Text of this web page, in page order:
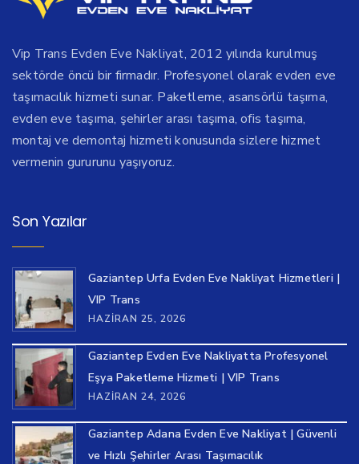
Vip Trans Evden Eve Nakliyat, 2012 yılında kurulmuş
sektörde öncü bir firmadır. Profesyonel olarak evden eve
taşımacılık hizmeti sunar. Paketleme, asansörlü taşıma,
evden eve taşıma, şehirler arası taşıma, ofis taşıma,
montaj ve demontaj hizmeti konusunda sizlere hizmet
vermenin gururunu yaşıyoruz.
Son Yazılar
Gaziantep Urfa Evden Eve Nakliyat Hizmetleri |
VIP Trans
HAZIRAN 25, 2026
Gaziantep Evden Eve Nakliyatta Profesyonel
Eşya Paketleme Hizmeti | VIP Trans
HAZIRAN 24, 2026
Gaziantep Adana Evden Eve Nakliyat | Güvenli
ve Hızlı Şehirler Arası Taşımacılık